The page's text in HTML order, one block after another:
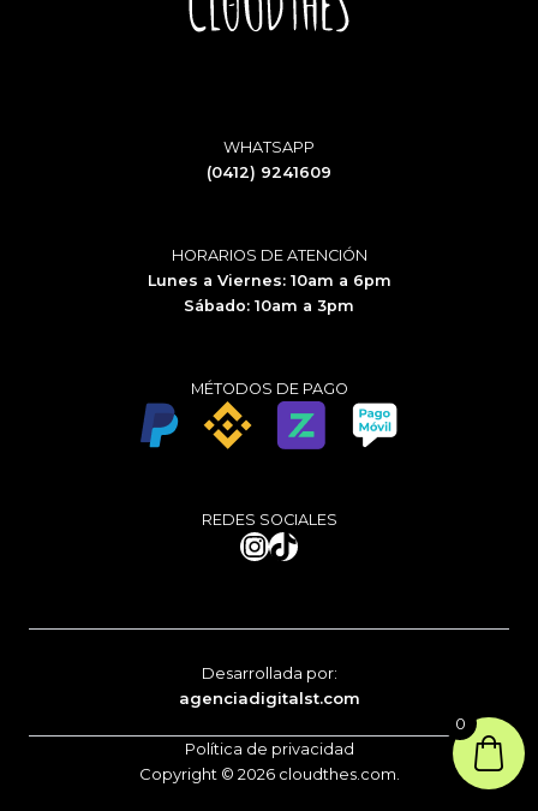
WHATSAPP
(0412) 9241609
HORARIOS DE ATENCIÓN
Lunes a Viernes: 10am a 6pm
Sábado: 10am a 3pm
MÉTODOS DE PAGO
REDES SOCIALES
Instagram
TikTok
Copyright © 2026 cloudthes.com.
Política de privacidad
Desarrollada por:
agenciadigitalst.com
0